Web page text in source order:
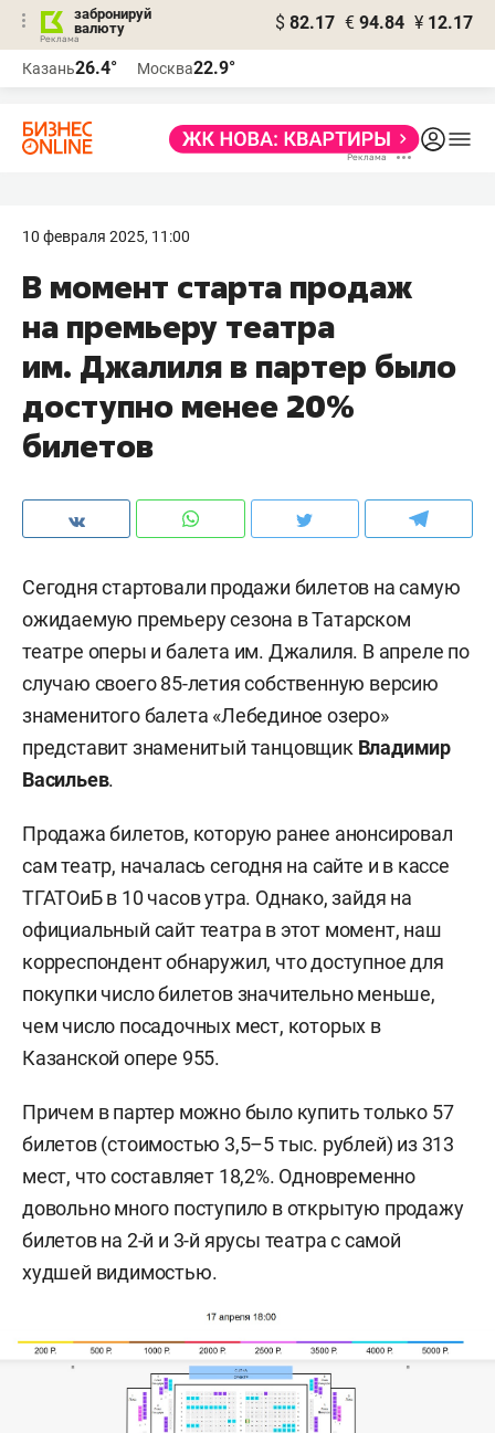
забронируй
валюту
$ 82.17 € 94.84 ¥ 12.17
Казань26.4° Москва22.9°
10 февраля 2025, 11:00
В момент старта продаж
на премьеру театра
им. Джалиля в партер было
доступно менее 20%
билетов
Сегодня стартовали продажи билетов на самую
ожидаемую премьеру сезона в Татарском
театре оперы и балета им. Джалиля. В апреле по
случаю своего 85-летия собственную версию
знаменитого балета «Лебединое озеро»
представит знаменитый танцовщик Владимир
Васильев.
Продажа билетов, которую ранее анонсировал
сам театр, началась сегодня на сайте и в кассе
ТГАТОиБ в 10 часов утра. Однако, зайдя на
официальный сайт театра в этот момент, наш
корреспондент обнаружил, что доступное для
покупки число билетов значительно меньше,
чем число посадочных мест, которых в
Казанской опере 955.
Причем в партер можно было купить только 57
билетов (стоимостью 3,5–5 тыс. рублей) из 313
мест, что составляет 18,2%. Одновременно
довольно много поступило в открытую продажу
билетов на 2-й и 3-й ярусы театра с самой
худшей видимостью.